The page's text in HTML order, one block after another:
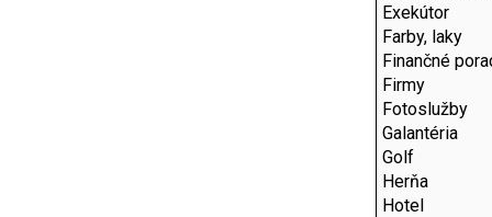
Exekútor
Farby, laky
Finančné
Firmy
Fotoslužby
Galantéria
Golf
Herňa
Hotel